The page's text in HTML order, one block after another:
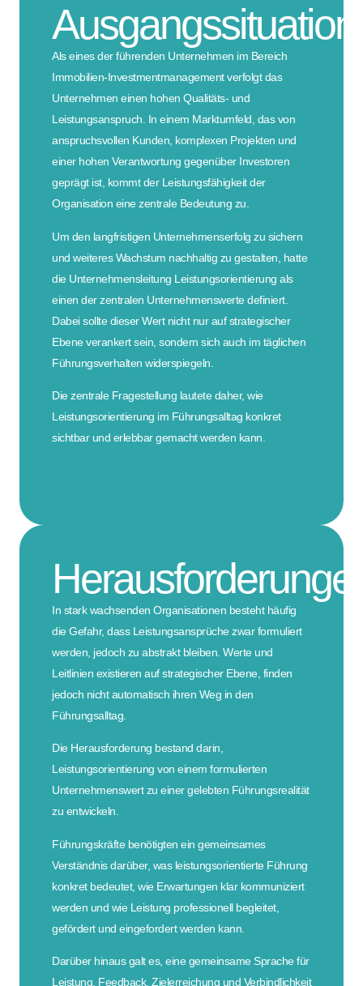
Ausgangssituation
Als eines der führenden Unternehmen im Bereich
Immobilien-Investmentmanagement verfolgt das
Unternehmen einen hohen Qualitäts- und
Leistungsanspruch. In einem Marktumfeld, das von
anspruchsvollen Kunden, komplexen Projekten und
einer hohen Verantwortung gegenüber Investoren
geprägt ist, kommt der Leistungsfähigkeit der
Organisation eine zentrale Bedeutung zu.
Um den langfristigen Unternehmenserfolg zu sichern
und weiteres Wachstum nachhaltig zu gestalten, hatte
die Unternehmensleitung Leistungsorientierung als
einen der zentralen Unternehmenswerte definiert.
Dabei sollte dieser Wert nicht nur auf strategischer
Ebene verankert sein, sondern sich auch im täglichen
Führungsverhalten widerspiegeln.
Die zentrale Fragestellung lautete daher, wie
Leistungsorientierung im Führungsalltag konkret
sichtbar und erlebbar gemacht werden kann.
In stark wachsenden Organisationen besteht häufig
die Gefahr, dass Leistungsansprüche zwar formuliert
werden, jedoch zu abstrakt bleiben. Werte und
Leitlinien existieren auf strategischer Ebene, finden
jedoch nicht automatisch ihren Weg in den
Führungsalltag.
Die Herausforderung bestand darin,
Leistungsorientierung von einem formulierten
Unternehmenswert zu einer gelebten Führungsrealität
zu entwickeln.
Führungskräfte benötigten ein gemeinsames
Verständnis darüber, was leistungsorientierte Führung
konkret bedeutet, wie Erwartungen klar kommuniziert
werden und wie Leistung professionell begleitet,
gefördert und eingefordert werden kann.
Darüber hinaus galt es, eine gemeinsame Sprache für
Leistung, Feedback, Zielerreichung und Verbindlichkeit